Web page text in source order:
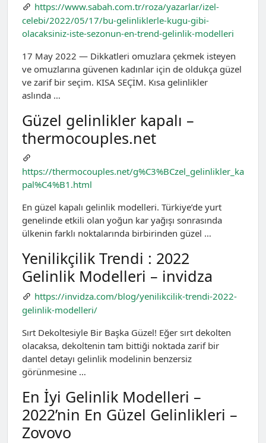
https://www.sabah.com.tr/roza/yazarlar/izel-
celebi/2022/05/17/bu-gelinliklerle-kugu-gibi-
olacaksiniz-iste-sezonun-en-trend-gelinlik-modelleri
17 May 2022 — Dikkatleri omuzlara çekmek isteyen
ve omuzlarına güvenen kadınlar için de oldukça güzel
ve zarif bir seçim. KISA SEÇİM. Kısa gelinlikler
aslında …
Güzel gelinlikler kapalı –
thermocouples.net
https://thermocouples.net/g%C3%BCzel_gelinlikler_ka
pal%C4%B1.html
En güzel kapalı gelinlik modelleri. Türkiye’de yurt
genelinde etkili olan yoğun kar yağışı sonrasında
ülkenin farklı noktalarında birbirinden güzel …
Yenilikçilik Trendi : 2022
Gelinlik Modelleri – invidza
https://invidza.com/blog/yenilikcilik-trendi-2022-
gelinlik-modelleri/
Sırt Dekoltesiyle Bir Başka Güzel! Eğer sırt dekolten
olacaksa, dekoltenin tam bittiği noktada zarif bir
dantel detayı gelinlik modelinin benzersiz
görünmesine …
En İyi Gelinlik Modelleri –
2022’nin En Güzel Gelinlikleri –
Zovovo